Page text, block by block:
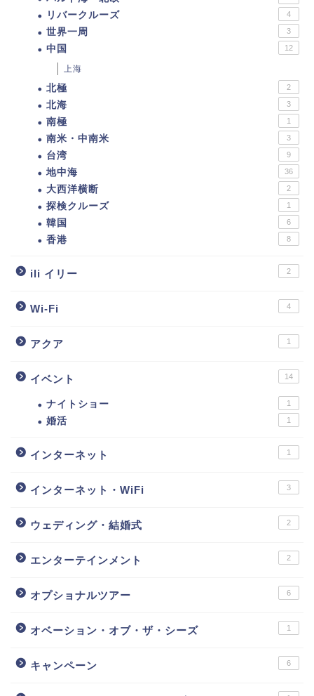
リバークルーズ 4
世界一周 3
中国 12
上海
北極 2
北海 3
南極 1
南米・中南米 3
台湾 9
地中海 36
大西洋横断 2
探検クルーズ 1
韓国 6
香港 8
ili イリー 2
Wi-Fi 4
アクア 1
イベント 14
ナイトショー 1
婚活 1
インターネット 1
インターネット・WiFi 3
ウェディング・結婚式 2
エンターテインメント 2
オプショナルツアー 6
オベーション・オブ・ザ・シーズ 1
キャンペーン 6